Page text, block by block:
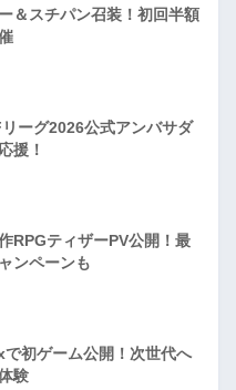
＆スチパン召装！初回半額
ーグ2026公式アンバサダ
援！
RPGティザーPV公開！最
ンペーンも
初ゲーム公開！次世代へ
験